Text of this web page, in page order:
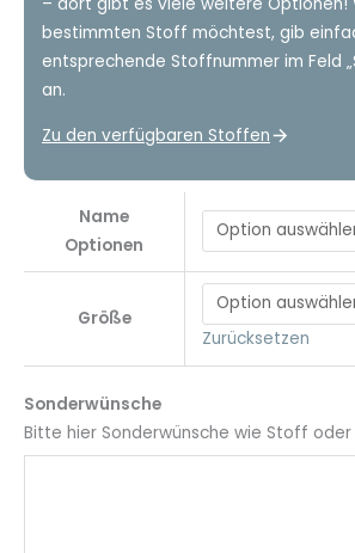
bestimmten Stoff möchtest, gib
entsprechende Stoffnummer im Feld
an.
Zu den verfügbaren Stoffen
Name
Optionen
Größe
Zurücksetzen
Sonderwünsche
Bitte hier Sonderwünsche wie Stoff